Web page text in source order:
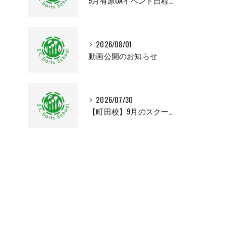
2026/08/01
動画公開のお知らせ
2026/07/30
【町田校】9月のスクールカレンダー